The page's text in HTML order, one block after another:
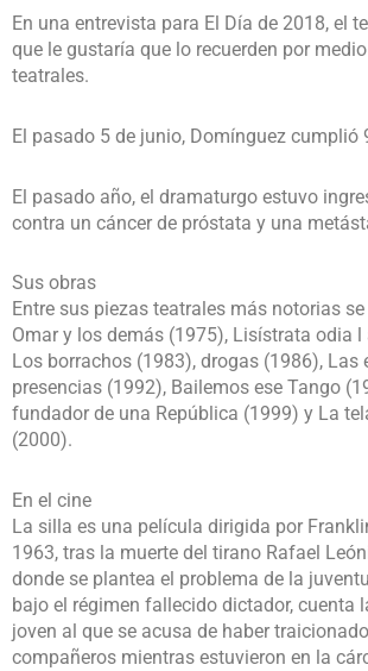
En una entrevista para El Día de 2018, el
que le gustaría que lo recuerden por
teatrales.
El pasado 5 de junio, Domínguez cumplió
El pasado año, el dramaturgo estuvo
contra un cáncer de próstata y una
Sus obras
Entre sus piezas teatrales más notorias
Omar y los demás (1975), Lisístrata odia
Los borrachos (1983), drogas (1986), Las
presencias (1992), Bailemos ese Tango
fundador de una República (1999) y La
(2000).
En el cine
La silla es una película dirigida por
1963, tras la muerte del tirano Rafael
donde se plantea el problema de la
bajo el régimen fallecido dictador, cuenta
joven al que se acusa de haber
compañeros mientras estuvieron en la